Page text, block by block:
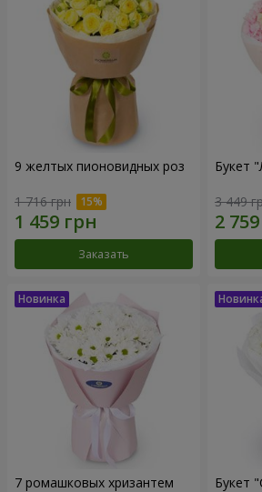
9 желтых пионовидных роз
1 716 грн
Заказать
Букет
3 449
7 ромашковых хризантем Букет